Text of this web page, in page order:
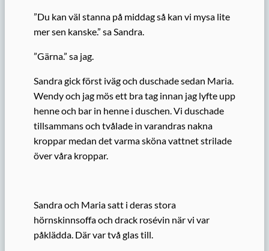
”Du kan väl stanna på middag så kan vi mysa lite
mer sen kanske.” sa Sandra.
”Gärna.” sa jag.
Sandra gick först iväg och duschade sedan Maria.
Wendy och jag mös ett bra tag innan jag lyfte upp
henne och bar in henne i duschen. Vi duschade
tillsammans och tvålade in varandras nakna
kroppar medan det varma sköna vattnet strilade
över våra kroppar.
Sandra och Maria satt i deras stora
hörnskinnsoffa och drack rosévin när vi var
påklädda. Där var två glas till.